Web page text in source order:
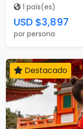
1 país(es)
USD $3,897
por persona
Destacado